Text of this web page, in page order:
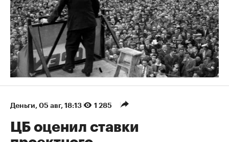
Деньги⁠, 05 авг, 18:13 1 285
ЦБ оценил ставки